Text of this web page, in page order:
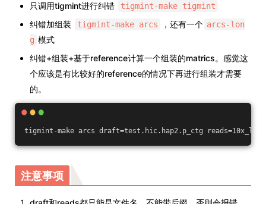
只调用tigmint进行纠错 tigmint-make tigmint
纠错加组装 tigmint-make arcs ，还有一个 arcs-lon
g 模式
纠错+组装+基于reference计算一个组装的matrics。感觉这
个应该是有比较好的reference的情况下再进行组装才需要
的。
tigmint-make arcs draft=test.hic.hap2.p_ctg
注意事项